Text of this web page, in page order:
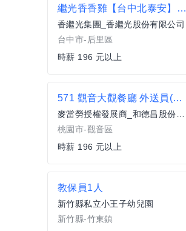
繼光香香雞【台中北泰安】-假日兼職
香繼光集團_香繼光股份有限公司
台中市-后里區
時薪 196 元以上
571 觀音大觀餐廳 外送員(兼職)
桃園市-觀音區
時薪 196 元以上
教保員1人
新竹縣私立小王子幼兒園
新竹縣-竹東鎮